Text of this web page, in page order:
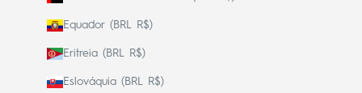
Equador (BRL R$)
Eritreia (BRL R$)
Eslováquia (BRL R$)